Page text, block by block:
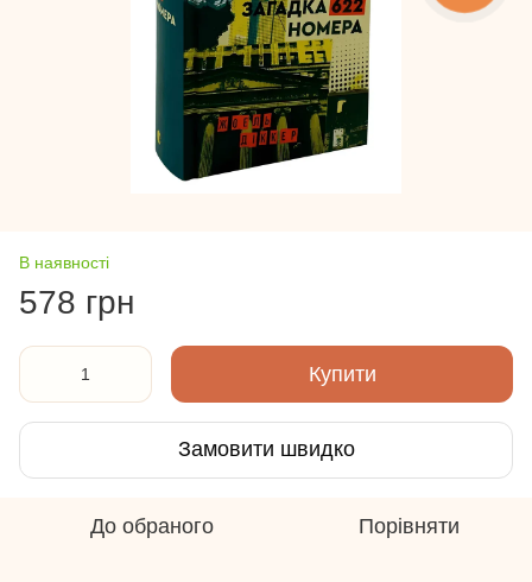
В наявності
578 грн
Купити
Замовити швидко
До обраного Порівняти